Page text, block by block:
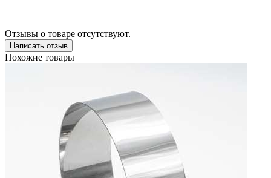
Отзывы о товаре отсутствуют.
Написать отзыв
Похожие товары